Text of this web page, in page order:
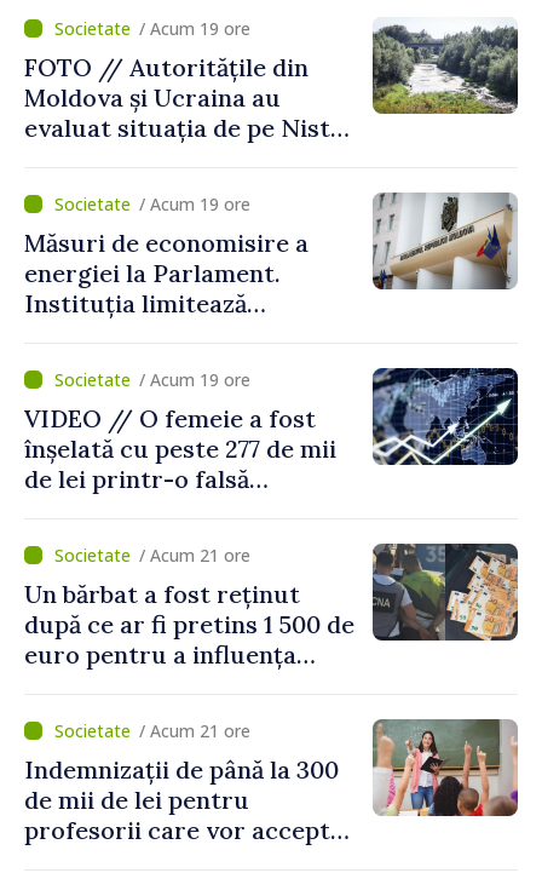
înființarea Colegiului moldo-
turc la Comrat/ Acum 19 ore
FOTO // Autoritățile din
Moldova și Ucraina au
evaluat situația de pe Nistru
diminuarea riscurilor
/ Acum 19 ore
Măsuri de economisire a
energiei la Parlament.
Instituția limitează
apă caldă
/ Acum 19 ore
VIDEO // O femeie a fost
înșelată cu peste 277 de mii
de lei printr-o falsă
/ Acum 21 ore
Un bărbat a fost reținut
după ce ar fi pretins 1 500 de
euro pentru a influența
/ Acum 21 ore
Indemnizații de până la 300
de mii de lei pentru
profesorii care vor accepta